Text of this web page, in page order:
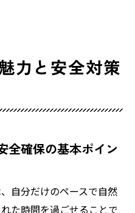
力と安全対策
全確保の基本ポイン
自分だけのペースで自然
た時間を過ごせることで